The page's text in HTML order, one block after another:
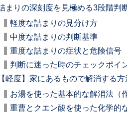
まりの深刻度を見極める3段階判
軽度な詰まりの見分け方
中度な詰まりの判断基準
重度な詰まりの症状と危険信号
判断に迷った時のチェックポイ
【軽度】家にあるもので解消する方
お湯を使った基本的な解消法（
重曹とクエン酸を使った化学的